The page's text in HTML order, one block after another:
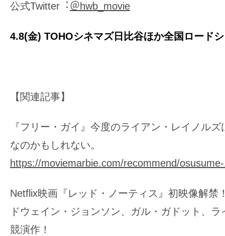
公式Twitter︓ ＠hwb_movie
4.8(金) TOHOシネマズ日比谷ほか全国ロード
【関連記事】
『フリー・ガイ』今度のライアン・レイノル
なのかもしれない。
https://moviemarbie.com/recommend/
Netflix映画『レッド・ノーティス』初映像解禁
ドウェイン・ジョンソン、ガル・ガドット、
競演作！